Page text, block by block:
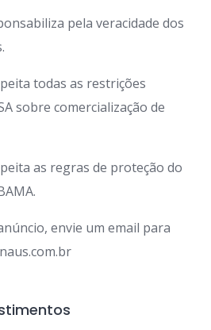
pela veracidade dos
todas as restrições
sobre comercialização de
as regras de proteção do
envie um email para